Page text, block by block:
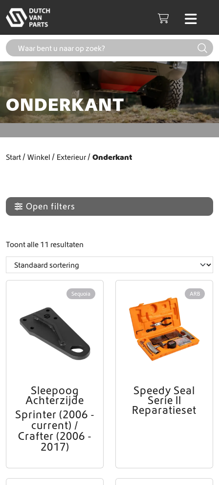
Cart
ONDERKANT
Start Winkel Exterieur Onderkant
Open filters
Toont alle 11 resultaten
Sequoia
Sleepoog
Achterzijde
Sprinter (2006 -
current) /
Crafter (2006 -
2017)
ARB
Speedy Seal
Serie II
Reparatieset